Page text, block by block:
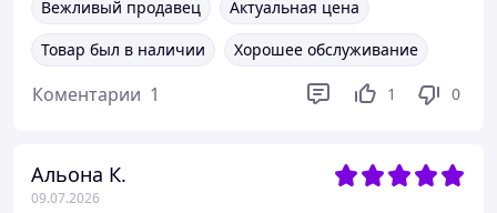
Вежливый продавец
Актуальная цена
Товар был в наличии
Хорошее обслуживание
Коментарии 1 1 0
Альона К.
09.07.2026